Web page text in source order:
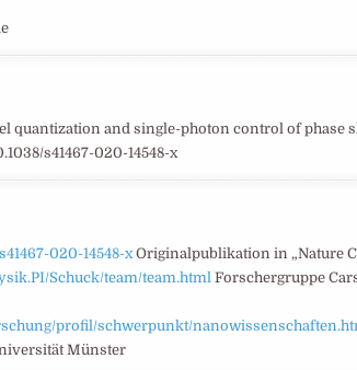
quantization and single-photon control of phase
s41467-020-14548-x
020-14548-xOriginalpublikation in „Nature
Schuck/team/team.html Forschergruppe
profil/schwerpunkt/
Münster